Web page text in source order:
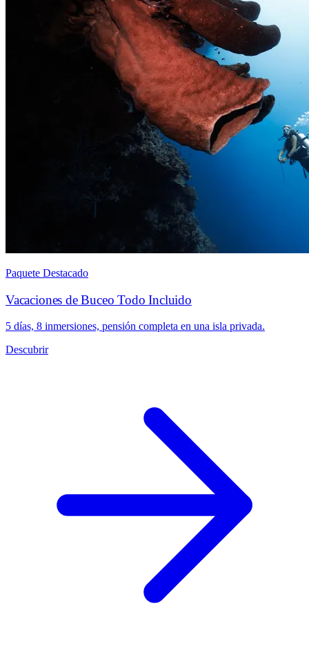
Paquete Destacado
Vacaciones de Buceo Todo Incluido
5 días, 8 inmersiones, pensión completa en una isla privada.
Descubrir